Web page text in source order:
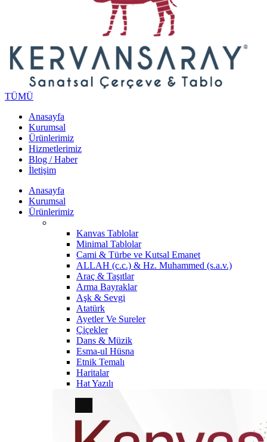
TÜMÜ
Anasayfa
Kurumsal
Ürünlerimiz
Hizmetlerimiz
Blog / Haber
İletişim
Anasayfa
Kurumsal
Ürünlerimiz
Kanvas Tablolar
Minimal Tablolar
Cami & Türbe ve Kutsal Emanet
ALLAH (c.c.) & Hz. Muhammed (s.a.v.)
Araç & Taşıtlar
Arma Bayraklar
Aşk & Sevgi
Atatürk
Ayetler Ve Sureler
Çiçekler
Dans & Müzik
Esma-ul Hüsna
Etnik Temalı
Haritalar
Hat Yazılı